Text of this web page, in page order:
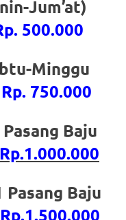
Jum’at)
500.000
Minggu
Rp. 750.000
Baju
Rp.1.000.000
Baju
Rp.1.500.000